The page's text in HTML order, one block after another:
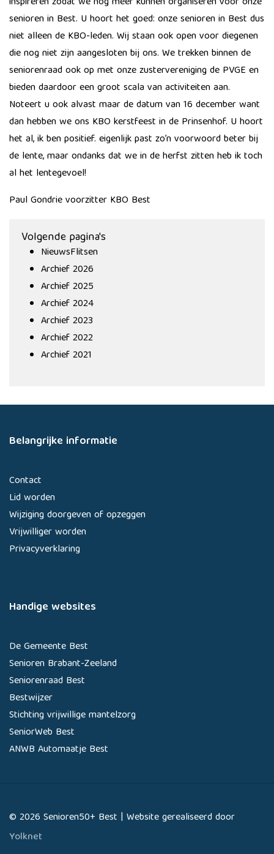
senioren in Best. U hoort het goed: onze senioren in Best dus
niet alleen de KBO-leden. Wij staan ook open voor diegenen
die nog niet zijn aangesloten bij ons. We trekken binnen de
seniorenraad ook op met onze zustervereniging de PVGE en
bieden daardoor een groot scala van activiteiten aan.
Noteert u ook alvast maar de datum van 16 december want
dan hebben we ons KBO kerstfeest in de Prinsenhof. U hoort
het al, ik ben positief. eigenlijk past zo’n voorwoord beter bij
de lente, maar ondanks dat we in de herfst zitten heb ik toch
al het lentegevoel!
Paul Gondrie voorzitter KBO Best
Volgende pagina's
NieuwsFlitsen
Archief 2026
Archief 2025
Archief 2024
Archief 2023
Archief 2022
Archief 2021
Belangrijke informatie
Contact
Lid worden
Wijziging doorgeven of opzeggen
Vrijwilliger worden
Privacyverklaring
Handige websites
De Gemeente Best
Senioren Brabant-Zeeland
Seniorenraad Best
Bestwijzer
Stichting vrijwillige mantelzorg
SeniorWeb Best
ANWB Automaatje Best
© 2026 Senioren50+ Best | Website gerealiseerd door
Yolknet